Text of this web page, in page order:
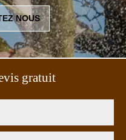
NOUS
gratuit